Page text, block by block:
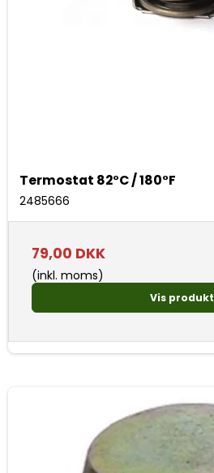
Termostat 82°C / 180°F
2485666
79,00 DKK
(inkl. moms)
Vis produkt